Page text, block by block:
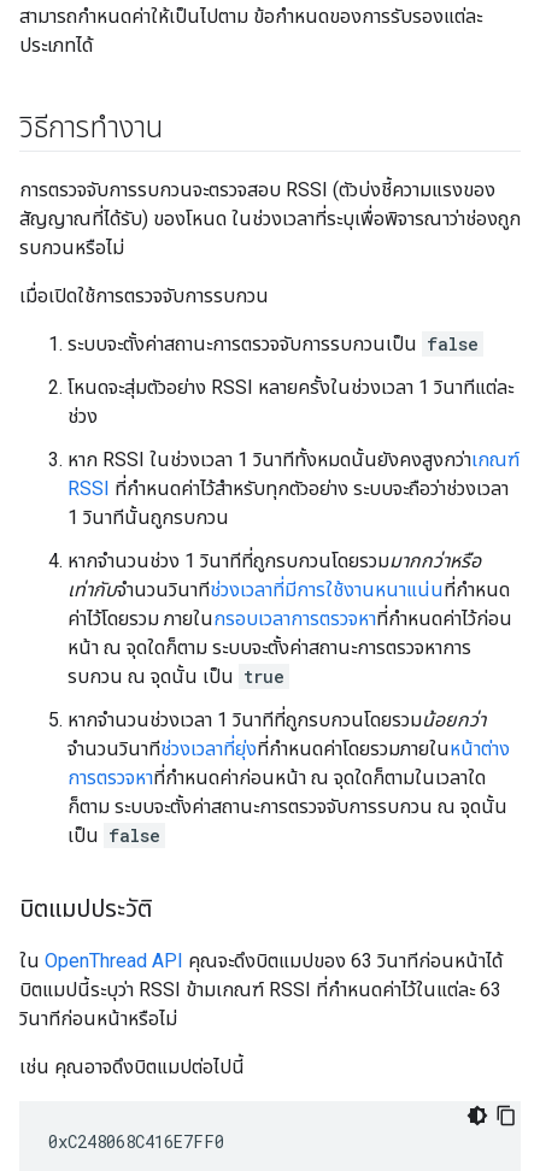
สามารถกำหนดค่าให้เป็นไปตาม ข้อกำหนดของการรับรองแต่ละ
ประเภทได้
วิธีการทำงาน
การตรวจจับการรบกวนจะตรวจสอบ RSSI (ตัวบ่งชี้ความแรงของ
สัญญาณที่ได้รับ) ของโหนด ในช่วงเวลาที่ระบุเพื่อพิจารณาว่าช่องถูก
รบกวนหรือไม่
เมื่อเปิดใช้การตรวจจับการรบกวน
ระบบจะตั้งค่าสถานะการตรวจจับการรบกวนเป็น false
โหนดจะสุ่มตัวอย่าง RSSI หลายครั้งในช่วงเวลา 1 วินาทีแต่ละ
ช่วง
หาก RSSI ในช่วงเวลา 1 วินาทีทั้งหมดนั้นยังคงสูงกว่าเกณฑ์
RSSI ที่กำหนดค่าไว้สำหรับทุกตัวอย่าง ระบบจะถือว่าช่วงเวลา
1 วินาทีนั้นถูกรบกวน
หากจำนวนช่วง 1 วินาทีที่ถูกรบกวนโดยรวมมากกว่าหรือ
เท่ากับจำนวนวินาทีช่วงเวลาที่มีการใช้งานหนาแน่นที่กำหนด
ค่าไว้โดยรวม ภายในกรอบเวลาการตรวจหาที่กำหนดค่าไว้ก่อน
หน้า ณ จุดใดก็ตาม ระบบจะตั้งค่าสถานะการตรวจหาการ
รบกวน ณ จุดนั้น เป็น true
หากจำนวนช่วงเวลา 1 วินาทีที่ถูกรบกวนโดยรวมน้อยกว่า
จำนวนวินาทีช่วงเวลาที่ยุ่งที่กำหนดค่าโดยรวมภายในหน้าต่าง
การตรวจหาที่กำหนดค่าก่อนหน้า ณ จุดใดก็ตามในเวลาใด
ก็ตาม ระบบจะตั้งค่าสถานะการตรวจจับการรบกวน ณ จุดนั้น
เป็น false
บิตแมปประวัติ
ใน OpenThread API คุณจะดึงบิตแมปของ 63 วินาทีก่อนหน้าได้
บิตแมปนี้ระบุว่า RSSI ข้ามเกณฑ์ RSSI ที่กำหนดค่าไว้ในแต่ละ 63
วินาทีก่อนหน้าหรือไม่
เช่น คุณอาจดึงบิตแมปต่อไปนี้